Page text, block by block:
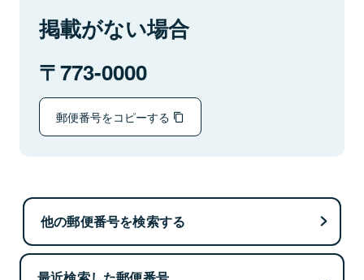
掲載がない場合
773-0000
郵便番号をコピーする
他の郵便番号を検索する